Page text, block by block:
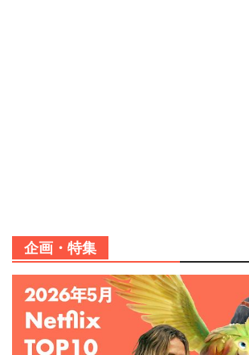
企画・特集